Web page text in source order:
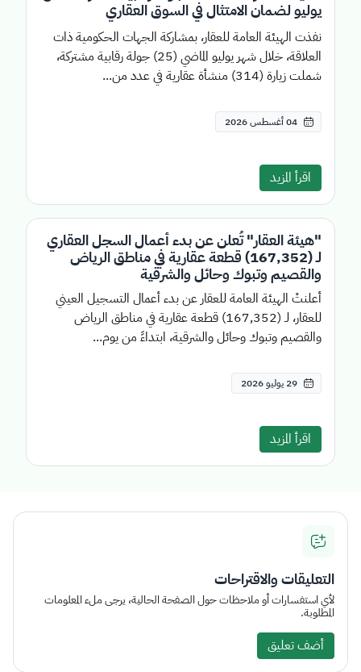
يوليو لضمان الامتثال في السوق العقاري
نفذت الهيئة العامة للعقار، بمشاركة الجهات الحكومية ذات
العلاقة، خلال شهر يوليو الماضي (25) جولة رقابية مشتركة،
شملت زيارة (314) منشأة عقارية في عدد من...
04 أغسطس 2026
اقرأ المزيد
"هيئة العقار" تُعلن عن بدء أعمال السجل العقاري
لـ (167,352) قطعة عقارية في مناطق الرياض
والقصيم وتبوك وحائل والشرقية
أعلنتْ الهيئة العامة للعقار عن بدء أعمال التسجيل العيني
للعقار، لـ (167,352) قطعة عقارية في مناطق الرياض
والقصيم وتبوك وحائل والشرقية، ابتداءً من يوم...
29 يوليو 2026
اقرأ المزيد
التعليقات والاقتراحات
لأي استفسارات أو ملاحظات حول الصفحة الحالية، يرجى ملء المعلومات
المطلوبة.
أضف تعليق